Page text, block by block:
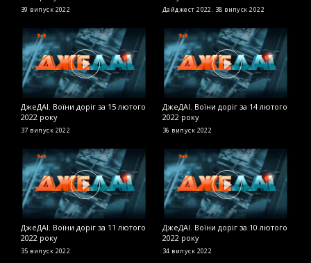
39 випуск 2022 Дайджест 2022. 38 випуск 2022
ДжеДАІ. Воїни доріг за 15 лютого
2022 року
37 випуск 2022
ДжеДАІ. Воїни доріг за 14 лютого
2022 року
36 випуск 2022
ДжеДАІ. Воїни доріг за 11 лютого
2022 року
35 випуск 2022
ДжеДАІ. Воїни доріг за 10 лютого
2022 року
34 випуск 2022